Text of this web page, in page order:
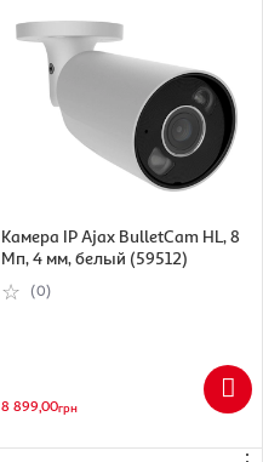
Камера IP Ajax BulletCam HL, 8
Мп, 4 мм, белый (59512)
(0)
8 899,00грн